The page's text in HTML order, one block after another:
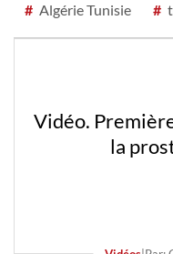
# Algérie Tunisie #
Vidéo.
la